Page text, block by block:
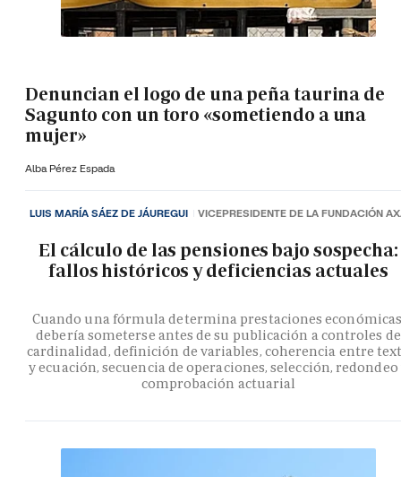
Denuncian el logo de una peña taurina de
Sagunto con un toro «sometiendo a una
mujer»
Alba Pérez Espada
El cálculo de las pensiones bajo sospecha:
fallos históricos y deficiencias actuales
Cuando una fórmula determina prestaciones
debería someterse antes de su publicación a controles de
cardinalidad, definición de variables, coherencia entre
y ecuación, secuencia de operaciones, selección, redondeo
comprobación actuarial
LUIS MARÍA SÁEZ DE JÁUREGUI VICEPRESIDENTE DE LA FUNDACIÓN